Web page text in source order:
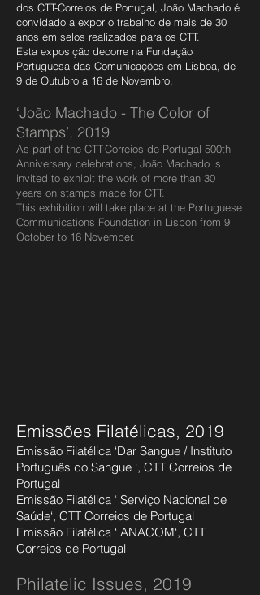
dos CTT-Correios de Portugal, João Machado é
convidado a expor o trabalho de mais de 30
anos em selos realizados para os CTT.
Esta exposição decorre na Fundação
Portuguesa das Comunicações em Lisboa, de
9 de Outubro a 16 de Novembro.
‘João Machado - The Color of
Stamps’, 2019
As part of the CTT-Correios de Portugal 500th
Anniversary celebrations, João Machado is
invited to exhibit the work of more than 30
years on stamps made for CTT.
This exhibition will take place at the Portuguese
Communications Foundation in Lisbon from 9
October to 16 November.
Emissões Filatélicas, 2019
Emissão Filatélica ‘Dar Sangue / Instituto
Português do Sangue ‘, CTT Correios de
Portugal
Emissão Filatélica ‘ Serviço Nacional de
Saúde‘, CTT Correios de Portugal
Emissão Filatélica ‘ ANACOM‘, CTT
Correios de Portugal
Philatelic Issues, 2019